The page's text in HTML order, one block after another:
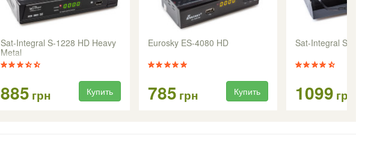
Sat-Integral S-1228 HD Heavy
Metal
885 грн Купить
Eurosky ES-4080 HD
785 грн Купить
Sat-Integral S-
1099 грн